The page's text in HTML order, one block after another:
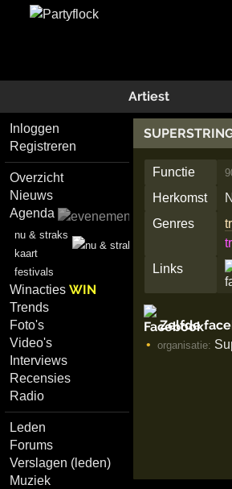
Artiest
Inloggen
Registreren
Overzicht
Nieuws
Agenda
nu & straks
kaart
festivals
WinactiesWIN
Trends
Foto's
Video's
Interviews
Recensies
Radio
Leden
Forums
Verslagen (leden)
Muziek
Functie
Herkomst
Genres
Links
Zelfde
organisatie: